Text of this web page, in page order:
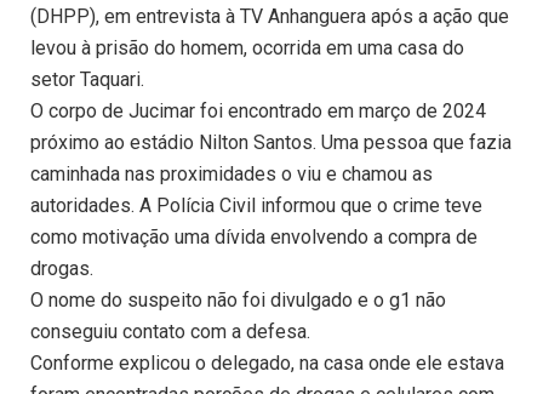
(DHPP), em entrevista à TV Anhanguera após a ação que
levou à prisão do homem, ocorrida em uma casa do
setor Taquari.
O corpo de Jucimar foi encontrado em março de 2024
próximo ao estádio Nilton Santos. Uma pessoa que fazia
caminhada nas proximidades o viu e chamou as
autoridades. A Polícia Civil informou que o crime teve
como motivação uma dívida envolvendo a compra de
drogas.
O nome do suspeito não foi divulgado e o g1 não
conseguiu contato com a defesa.
Conforme explicou o delegado, na casa onde ele estava